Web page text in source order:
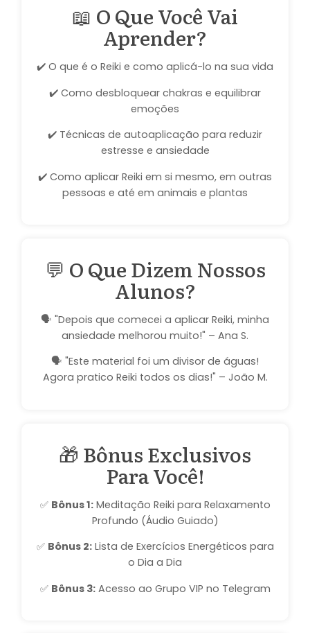
📖 O Que Você Vai
Aprender?
✔️ O que é o Reiki e como aplicá-lo na sua vida
✔️ Como desbloquear chakras e equilibrar
emoções
✔️ Técnicas de autoaplicação para reduzir
estresse e ansiedade
✔️ Como aplicar Reiki em si mesmo, em outras
pessoas e até em animais e plantas
💬 O Que Dizem Nossos
Alunos?
🗣️ "Depois que comecei a aplicar Reiki, minha
ansiedade melhorou muito!" – Ana S.
🗣️ "Este material foi um divisor de águas!
Agora pratico Reiki todos os dias!" – João M.
🎁 Bônus Exclusivos
Para Você!
✅ Bônus 1:Meditação Reiki para Relaxamento
Profundo (Áudio Guiado)
✅ Bônus 2:Lista de Exercícios Energéticos para
o Dia a Dia
✅ Bônus 3:Acesso ao Grupo VIP no Telegram